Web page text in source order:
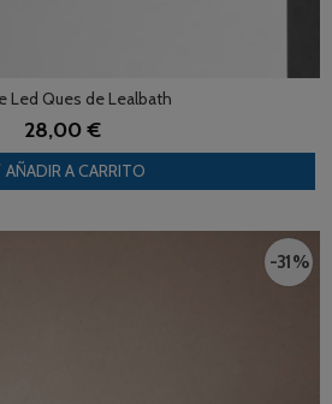
Led Ques de Lealbath
28,00 €
AÑADIR A CARRITO
-31 %